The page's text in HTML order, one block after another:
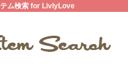
ム検索 for LivlyLove